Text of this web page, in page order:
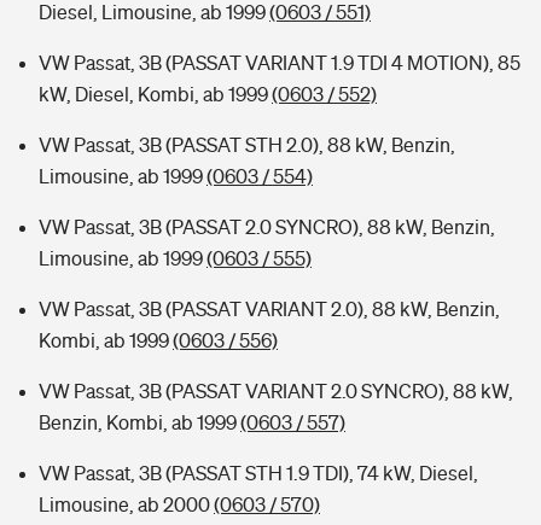
Diesel, Limousine, ab 1999(0603 / 551)
VW Passat, 3B (PASSAT VARIANT 1.9 TDI 4 MOTION), 85
kW, Diesel, Kombi, ab 1999(0603 / 552)
VW Passat, 3B (PASSAT STH 2.0), 88 kW, Benzin,
Limousine, ab 1999(0603 / 554)
VW Passat, 3B (PASSAT 2.0 SYNCRO), 88 kW, Benzin,
Limousine, ab 1999(0603 / 555)
VW Passat, 3B (PASSAT VARIANT 2.0), 88 kW, Benzin,
Kombi, ab 1999(0603 / 556)
VW Passat, 3B (PASSAT VARIANT 2.0 SYNCRO), 88 kW,
Benzin, Kombi, ab 1999(0603 / 557)
VW Passat, 3B (PASSAT STH 1.9 TDI), 74 kW, Diesel,
Limousine, ab 2000(0603 / 570)